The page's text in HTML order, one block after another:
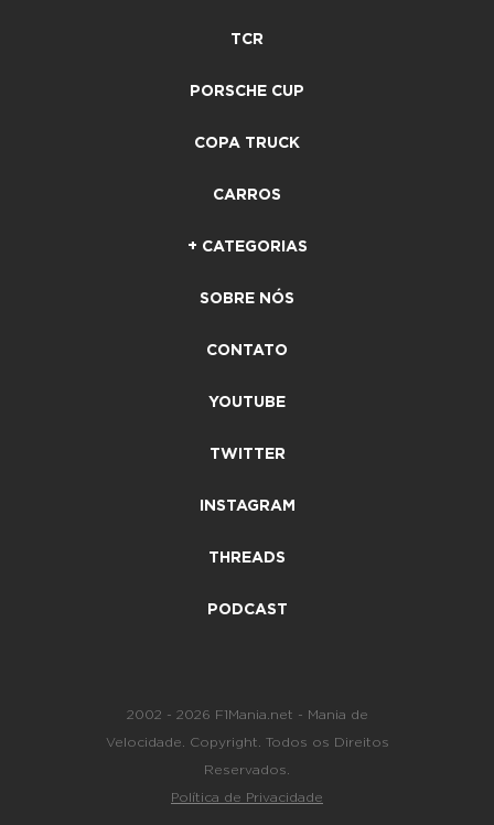
TCR
PORSCHE CUP
COPA TRUCK
CARROS
+ CATEGORIAS
SOBRE NÓS
CONTATO
YOUTUBE
TWITTER
INSTAGRAM
THREADS
PODCAST
2002 - 2026 F1Mania.net - Mania de
Velocidade. Copyright. Todos os Direitos
Reservados.
Política de Privacidade